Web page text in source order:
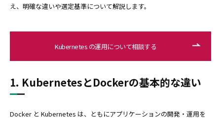
え、明確な違いや選定基準について解説します。
Kubernetes の運用について相談する
1. KubernetesとDockerの基本的な違い
Docker と Kubernetes は、ともにアプリケーションの開発・運用を